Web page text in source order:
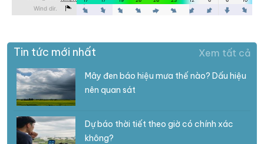
Tin tức mới nhất Xem tất cả
Mây đen báo hiệu mưa thế nào? Dấu hiệu
nên quan sát
Dự báo thời tiết theo giờ có chính xác
không?